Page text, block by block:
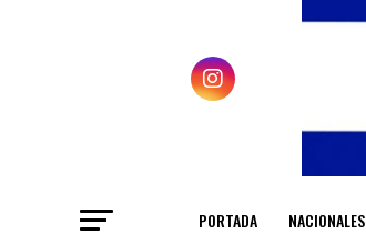
PORTADA NACIONALES